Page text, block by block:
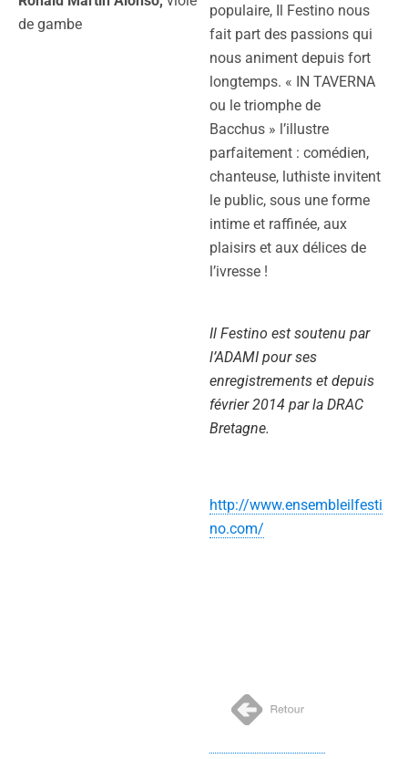
de gambe
populaire, Il Festino nous
fait part des passions qui
nous animent depuis fort
longtemps. « IN TAVERNA
ou le triomphe de
Bacchus » l’illustre
parfaitement : comédien,
chanteuse, luthiste invitent
le public, sous une forme
intime et raffinée, aux
plaisirs et aux délices de
l’ivresse !
Il Festino est soutenu par
l’ADAMI pour ses
enregistrements et depuis
février 2014 par la DRAC
Bretagne.
http://www.ensembleilfesti
no.com/